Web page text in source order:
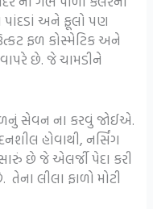
અને ફૂલો પણ
ફળ કોસ્મેટિક અને
છે. જે ચામડીને
સેવન ના કરવું જોઈએ.
હોવાથી, નર્સિંગ
છે જે એલર્જી પેદા કરી
લીલા ફાળો મોટી